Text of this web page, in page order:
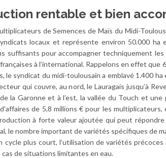
rentable et bien
de Semences de Maïs du Midi-
locaux et représente environ 50.000
suffisants pour accompagner techniquement
à l’international. Rappelons en effet
le syndicat du midi-toulousain a emblavé 1.400
qui couvre, au nord, le Lauragais jusqu’à
la Garonne et à l’est, la vallée du Touch et
de 5,8 millions € pour les
à forte valeur ajoutée qui peut
le nombre important de variétés spécifiques de
cycle plus court, l’utilisation de variétés
de situations limitantes en eau.